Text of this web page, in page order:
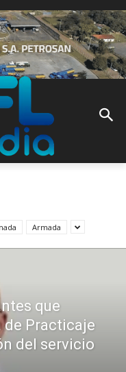
Armada
que
de Practicaje
del servicio